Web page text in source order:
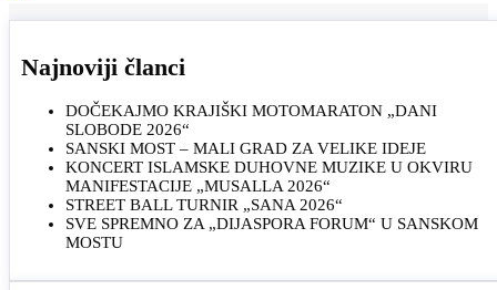
Najnoviji članci
DOČEKAJMO KRAJIŠKI MOTOMARATON „DANI
SLOBODE 2026“
SANSKI MOST – MALI GRAD ZA VELIKE IDEJE
KONCERT ISLAMSKE DUHOVNE MUZIKE U OKVIRU
MANIFESTACIJE „MUSALLA 2026“
STREET BALL TURNIR „SANA 2026“
SVE SPREMNO ZA „DIJASPORA FORUM“ U SANSKOM
MOSTU